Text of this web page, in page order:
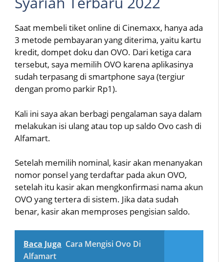
Saat membeli tiket online di Cinemaxx, hanya ada
3 metode pembayaran yang diterima, yaitu kartu
kredit, dompet doku dan OVO. Dari ketiga cara
tersebut, saya memilih OVO karena aplikasinya
sudah terpasang di smartphone saya (tergiur
dengan promo parkir Rp1).
Kali ini saya akan berbagi pengalaman saya dalam
melakukan isi ulang atau top up saldo Ovo cash di
Alfamart.
Setelah memilih nominal, kasir akan menanyakan
nomor ponsel yang terdaftar pada akun OVO,
setelah itu kasir akan mengkonfirmasi nama akun
OVO yang tertera di sistem. Jika data sudah
benar, kasir akan memproses pengisian saldo.
Baca Juga Cara Mengisi Ovo Di
Alfamart